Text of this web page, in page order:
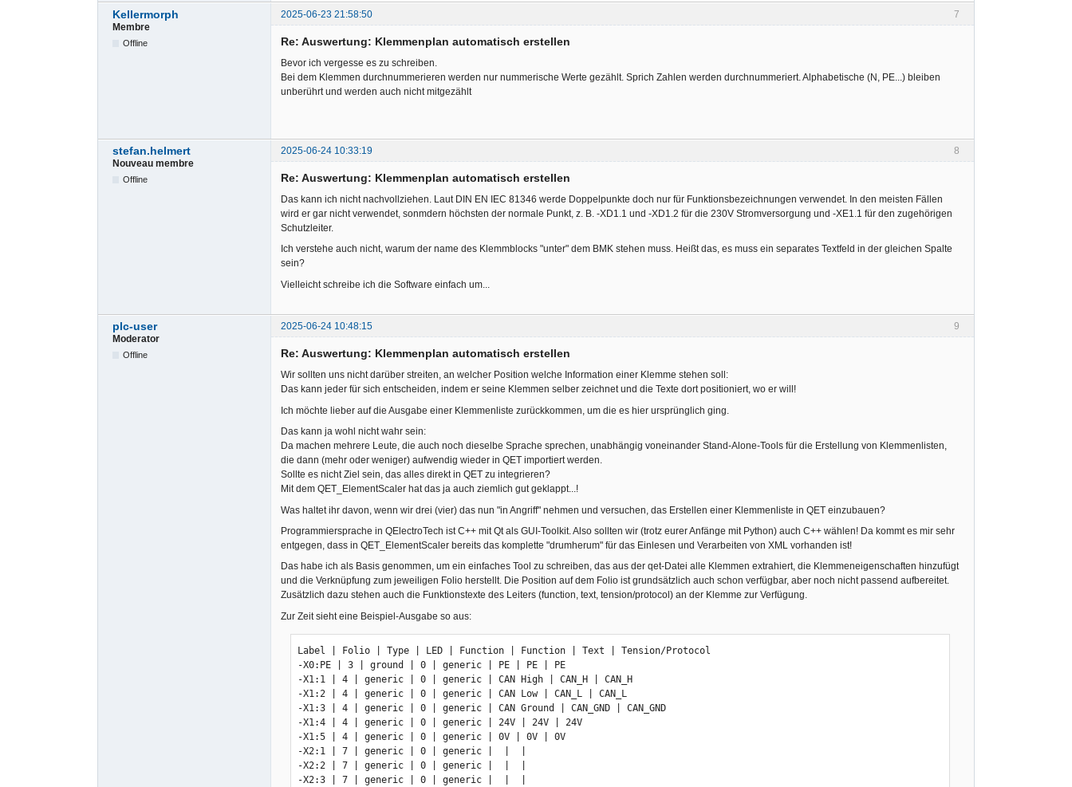
7
Kellermorph
2025-06-23 21:58:50
Membre
Offline Re: Auswertung: Klemmenplan automatisch erstellen
Bevor ich vergesse es zu schreiben.
Bei dem Klemmen durchnummerieren werden nur nummerische Werte gezählt. Sprich Zahlen werden durchnummeriert. Alphabetische (N, PE...) bleiben
unberührt und werden auch nicht mitgezählt
8
stefan.helmert
2025-06-24 10:33:19
Nouveau membre
Offline Re: Auswertung: Klemmenplan automatisch erstellen
Das kann ich nicht nachvollziehen. Laut DIN EN IEC 81346 werde Doppelpunkte doch nur für Funktionsbezeichnungen verwendet. In den meisten Fällen
wird er gar nicht verwendet, sonmdern höchsten der normale Punkt, z. B. -XD1.1 und -XD1.2 für die 230V Stromversorgung und -XE1.1 für den zugehörigen
Schutzleiter.
Ich verstehe auch nicht, warum der name des Klemmblocks "unter" dem BMK stehen muss. Heißt das, es muss ein separates Textfeld in der gleichen Spalte
sein?
Vielleicht schreibe ich die Software einfach um...
9
plc-user
2025-06-24 10:48:15
Moderator
Offline Re: Auswertung: Klemmenplan automatisch erstellen
Wir sollten uns nicht darüber streiten, an welcher Position welche Information einer Klemme stehen soll:
Das kann jeder für sich entscheiden, indem er seine Klemmen selber zeichnet und die Texte dort positioniert, wo er will!
Ich möchte lieber auf die Ausgabe einer Klemmenliste zurückkommen, um die es hier ursprünglich ging.
Das kann ja wohl nicht wahr sein:
Da machen mehrere Leute, die auch noch dieselbe Sprache sprechen, unabhängig voneinander Stand-Alone-Tools für die Erstellung von Klemmenlisten,
die dann (mehr oder weniger) aufwendig wieder in QET importiert werden.
Sollte es nicht Ziel sein, das alles direkt in QET zu integrieren?
Mit dem QET_ElementScaler hat das ja auch ziemlich gut geklappt...!
Was haltet ihr davon, wenn wir drei (vier) das nun "in Angriff" nehmen und versuchen, das Erstellen einer Klemmenliste in QET einzubauen?
Programmiersprache in QElectroTech ist C++ mit Qt als GUI-Toolkit. Also sollten wir (trotz eurer Anfänge mit Python) auch C++ wählen! Da kommt es mir sehr
entgegen, dass in QET_ElementScaler bereits das komplette "drumherum" für das Einlesen und Verarbeiten von XML vorhanden ist!
Das habe ich als Basis genommen, um ein einfaches Tool zu schreiben, das aus der qet-Datei alle Klemmen extrahiert, die Klemmeneigenschaften hinzufügt
und die Verknüpfung zum jeweiligen Folio herstellt. Die Position auf dem Folio ist grundsätzlich auch schon verfügbar, aber noch nicht passend aufbereitet.
Zusätzlich dazu stehen auch die Funktionstexte des Leiters (function, text, tension/protocol) an der Klemme zur Verfügung.
Zur Zeit sieht eine Beispiel-Ausgabe so aus:
Label | Folio | Type | LED | Function | Function | Text | Tension/Protocol
-X0:PE | 3 | ground | 0 | generic | PE | PE | PE
-X1:1 | 4 | generic | 0 | generic | CAN High | CAN_H | CAN_H
-X1:2 | 4 | generic | 0 | generic | CAN Low | CAN_L | CAN_L
-X1:3 | 4 | generic | 0 | generic | CAN Ground | CAN_GND | CAN_GND
-X1:4 | 4 | generic | 0 | generic | 24V | 24V | 24V
-X1:5 | 4 | generic | 0 | generic | 0V | 0V | 0V
-X2:1 | 7 | generic | 0 | generic |  |  |
-X2:2 | 7 | generic | 0 | generic |  |  |
-X2:3 | 7 | generic | 0 | generic |  |  |